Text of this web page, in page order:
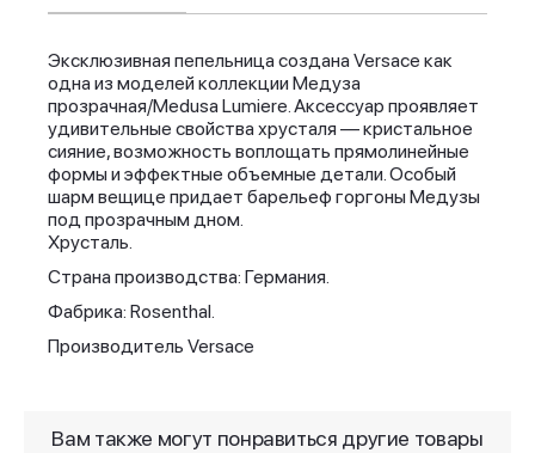
Эксклюзивная пепельница создана Versace как
одна из моделей коллекции Медуза
прозрачная/Medusa Lumiere. Аксессуар проявляет
удивительные свойства хрусталя — кристальное
сияние, возможность воплощать прямолинейные
формы и эффектные объемные детали. Особый
шарм вещице придает барельеф горгоны Медузы
под прозрачным дном.
Хрусталь.
Страна производства: Германия.
Фабрика: Rosenthal.
Производитель Versace
Вам также могут понравиться другие товары